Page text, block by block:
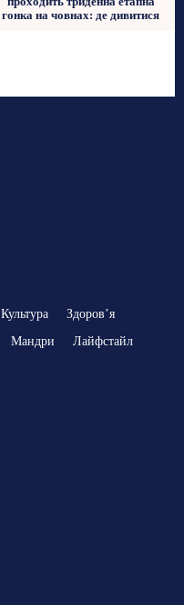
гонка на човнах: де дивитися
Культура
Здоровʼя
Мандри
Лайфстайл